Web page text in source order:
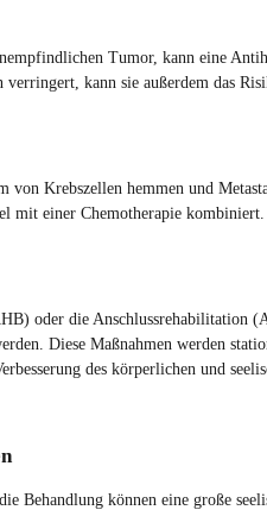
Tumor, kann eine
kann sie außerdem das
von Krebszellen hemmen und
mit einer Chemotherapie kombiniert.
oder die Anschlussrehabilitation
Diese Maßnahmen werden
des körperlichen und
Behandlung können eine große